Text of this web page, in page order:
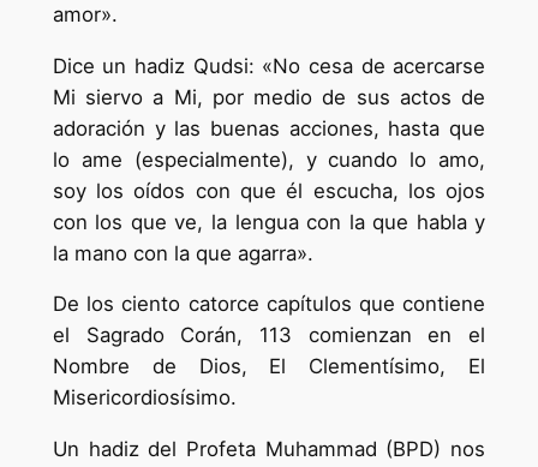
amor».
Dice un hadiz Qudsi: «No cesa de acercarse
Mi siervo a Mi, por medio de sus actos de
adoración y las buenas acciones, hasta que
lo ame (especialmente), y cuando lo amo,
soy los oídos con que él escucha, los ojos
con los que ve, la lengua con la que habla y
la mano con la que agarra».
De los ciento catorce capítulos que contiene
el Sagrado Corán, 113 comienzan en el
Nombre de Dios, El Clementísimo, El
Misericordiosísimo.
Un hadiz del Profeta Muhammad (BPD) nos